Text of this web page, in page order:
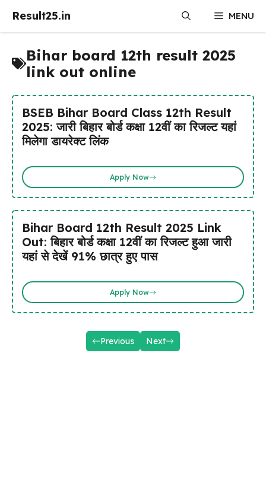
Result25.in MENU
Bihar board 12th result 2025
link out online
BSEB Bihar Board Class 12th Result
2025: जारी बिहार बोर्ड कक्षा 12वीं का रिजल्ट यहां
मिलेगा डायरेक्ट लिंक
Apply Now
Bihar Board 12th Result 2025 Link
Out: बिहार बोर्ड कक्षा 12वीं का रिजल्ट हुआ जारी
यहां से देखें 91% छात्र हुए पास
Apply Now
Previous Next